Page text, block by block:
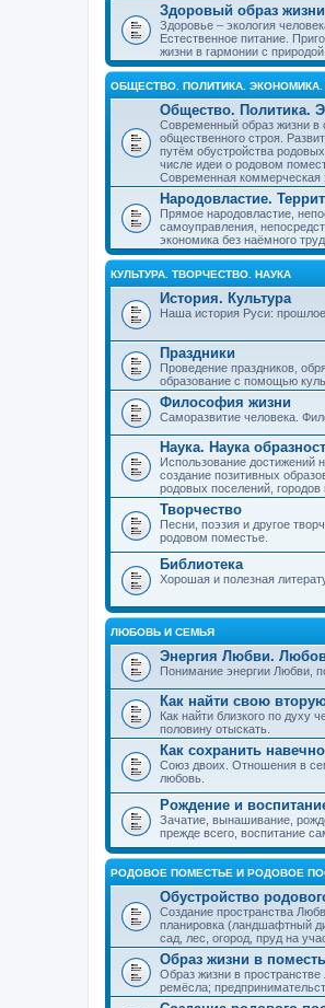
Здоровый образ жизни
Здоровье – экология
Естественное питание.
жизни в гармонии с природой.
ОБЩЕСТВО. ПОЛИТИКА.
Общество. Политика.
Современный образ жизни в
общественного строя.
путём обустройства
числе идеи о родовом
Современная коммерческая
Народовластие.
Прямое народовластие,
самоуправления,
экономика без наёмного
КУЛЬТУРА. ТВОРЧЕСТВО. НАУКА
История. Культура
Наша история Руси:
Праздники
Проведение праздников,
образование с помощью
Философия жизни
Саморазвитие человека.
Наука. Наука
Использование достижений
создание позитивных
родовых поселений, городов
Творчество
Песни, поэзия и другое
родовом поместье.
Библиотека
Хорошая и полезная
ЛЮБОВЬ И СЕМЬЯ
Энергия Любви.
Понимание энергии Любви,
Как найти свою
Как найти близкого по духу
половину отыскать.
Как сохранить
Союз двоих. Отношения в
любовь.
Рождение и
Зачатие, вынашивание,
прежде всего, воспитание
РОДОВОЕ ПОМЕСТЬЕ И РОДОВОЕ
Обустройство
Создание пространства
планировка (ландшафтный
сад, лес, огород, пруд на
Образ жизни в
Образ жизни в
ремёсла;